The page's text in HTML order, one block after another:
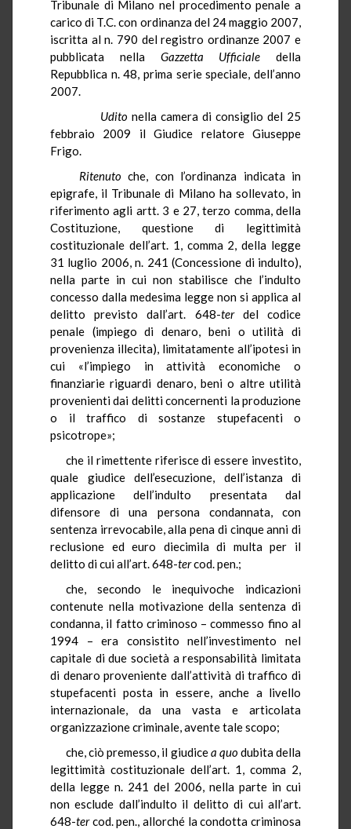
Tribunale di Milano nel procedimento penale a
carico di T.C. con ordinanza del 24 maggio 2007,
iscritta al n. 790 del registro ordinanze 2007 e
pubblicata nella Gazzetta Ufficiale della
Repubblica n. 48, prima serie speciale, dell’anno
2007.
Uditonella camera di consiglio del 25
febbraio 2009 il Giudice relatore Giuseppe
Frigo.
Ritenutoche, con l’ordinanza indicata in
epigrafe, il Tribunale di Milano ha sollevato, in
riferimento agli artt. 3 e 27, terzo comma, della
Costituzione, questione di legittimità
costituzionale dell’art. 1, comma 2, della legge
31 luglio 2006, n. 241 (Concessione di indulto),
nella parte in cui non stabilisce che l’indulto
concesso dalla medesima legge non si applica al
delitto previsto dall’art. 648-terdel codice
penale (impiego di denaro, beni o utilità di
provenienza illecita), limitatamente all’ipotesi in
cui «l’impiego in attività economiche o
finanziarie riguardi denaro, beni o altre utilità
provenienti dai delitti concernenti la produzione
o il traffico di sostanze stupefacenti o
psicotrope»;
che il rimettente riferisce di essere investito,
quale giudice dell’esecuzione, dell’istanza di
applicazione dell’indulto presentata dal
difensore di una persona condannata, con
sentenza irrevocabile, alla pena di cinque anni di
reclusione ed euro diecimila di multa per il
delitto di cui all’art. 648-tercod. pen.;
che, secondo le inequivoche indicazioni
contenute nella motivazione della sentenza di
condanna, il fatto criminoso – commesso fino al
1994 – era consistito nell’investimento nel
capitale di due società a responsabilità limitata
di denaro proveniente dall’attività di traffico di
stupefacenti posta in essere, anche a livello
internazionale, da una vasta e articolata
organizzazione criminale, avente tale scopo;
che, ciò premesso, il giudicea quodubita della
legittimità costituzionale dell’art. 1, comma 2,
della legge n. 241 del 2006, nella parte in cui
non esclude dall’indulto il delitto di cui all’art.
648-tercod. pen., allorché la condotta criminosa